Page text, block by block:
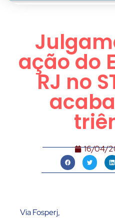
ação do
RJ no
16/04/
Via Fosperj,